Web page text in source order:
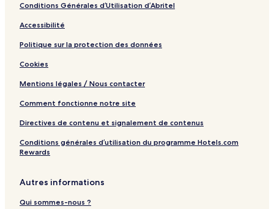
Conditions Générales d’Utilisation d’Abritel
Accessibilité
Politique sur la protection des données
Cookies
Mentions légales / Nous contacter
Comment fonctionne notre site
Directives de contenu et signalement de contenus
Conditions générales d’utilisation du programme Hotels.com
Rewards
Autres informations
Qui sommes-nous ?